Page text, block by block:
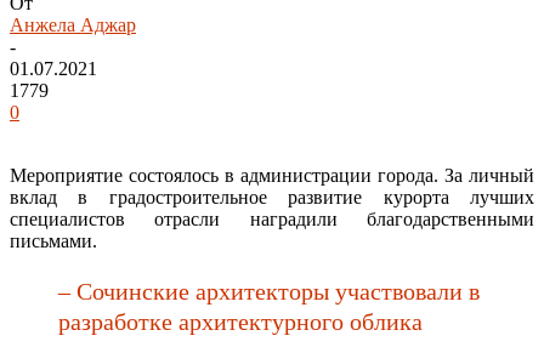
Анжела Аджар
-
01.07.2021
1779
0
Мероприятие состоялось в администрации города. За личный
вклад в градостроительное развитие курорта лучших
специалистов отрасли наградили благодарственными
письмами.
– Сочинские архитекторы участвовали в
разработке архитектурного облика